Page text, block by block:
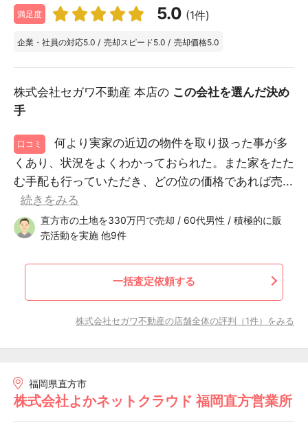
満足度 5.0 (1件)
企業・社員の対応5.0 / 売却スピード5.0 / 売却価格5.0
株式会社セガワ不動産 本店の この会社を選んだ決め
手
口コミ
何より実家の近辺の物件を取り扱った事が多
くあり、状況をよくわかっておられた。また家をたた
む手配も行っていただき、どの位の価格であれば売...
続きをみる
直方市の土地を330万円で売却 / 60代男性 / 積極的に販
売活動を実施 他9件
一括査定依頼する
株式会社セガワ不動産の店舗全体の評判（1件）をみる
福岡県直方市
株式会社よかネットクラウド 福岡直方営業所